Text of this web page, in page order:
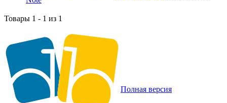
Товары 1 - 1 из 1
Полная версия